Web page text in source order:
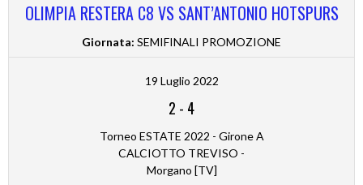
OLIMPIA RESTERA C8 VS SANT’ANTONIO HOTSPURS
Giornata: SEMIFINALI PROMOZIONE
19 Luglio 2022
2 - 4
Torneo ESTATE 2022 - Girone A
CALCIOTTO TREVISO -
Morgano [TV]